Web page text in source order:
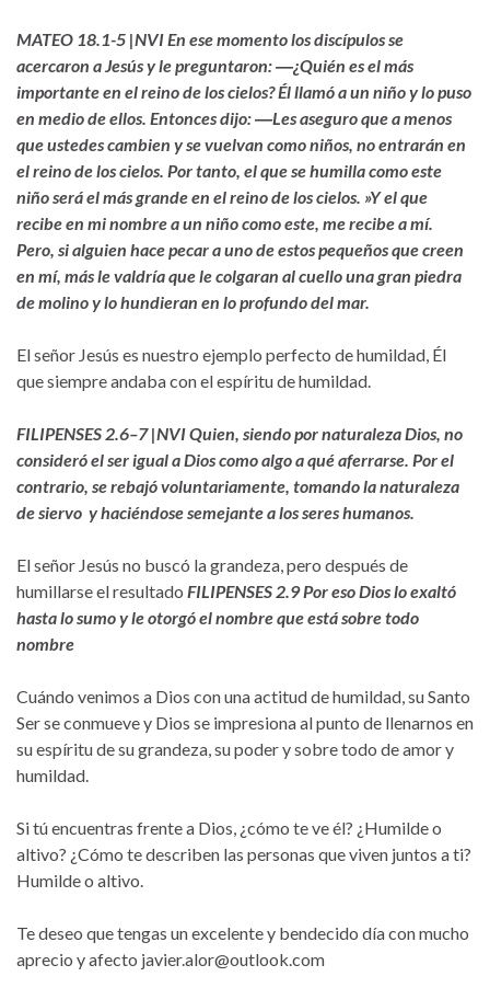
MATEO 18.1-5 |NVI En ese momento los discípulos se
acercaron a Jesús y le preguntaron: ―¿Quién es el más
importante en el reino de los cielos? Él llamó a un niño y lo puso
en medio de ellos. Entonces dijo: ―Les aseguro que a menos
que ustedes cambien y se vuelvan como niños, no entrarán en
el reino de los cielos. Por tanto, el que se humilla como este
niño será el más grande en el reino de los cielos. »Y el que
recibe en mi nombre a un niño como este, me recibe a mí.
Pero, si alguien hace pecar a uno de estos pequeños que creen
en mí, más le valdría que le colgaran al cuello una gran piedra
de molino y lo hundieran en lo profundo del mar.
El señor Jesús es nuestro ejemplo perfecto de humildad, Él
que siempre andaba con el espíritu de humildad.
FILIPENSES 2.6–7 |NVI Quien, siendo por naturaleza Dios, no
consideró el ser igual a Dios como algo a qué aferrarse. Por el
contrario, se rebajó voluntariamente, tomando la naturaleza
de siervo y haciéndose semejante a los seres humanos.
El señor Jesús no buscó la grandeza, pero después de
humillarse el resultado FILIPENSES 2.9 Por eso Dios lo exaltó
hasta lo sumo y le otorgó el nombre que está sobre todo
nombre
Cuándo venimos a Dios con una actitud de humildad, su Santo
Ser se conmueve y Dios se impresiona al punto de llenarnos en
su espíritu de su grandeza, su poder y sobre todo de amor y
humildad.
Si tú encuentras frente a Dios, ¿cómo te ve él? ¿Humilde o
altivo? ¿Cómo te describen las personas que viven juntos a ti?
Humilde o altivo.
Te deseo que tengas un excelente y bendecido día con mucho
aprecio y afecto javier.alor@outlook.com